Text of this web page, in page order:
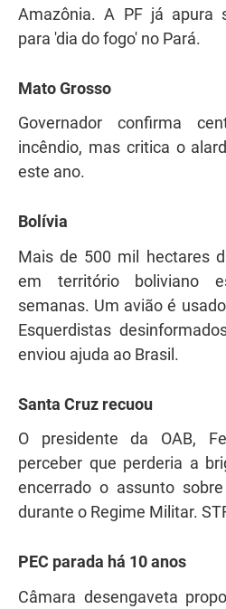
Amazônia. A PF já apura
para 'dia do fogo' no Pará.
Mato Grosso
Governador confirma
incêndio, mas critica o
este ano.
Bolívia
Mais de 500 mil hectares
em território boliviano
semanas. Um avião é
Esquerdistas
enviou ajuda ao Brasil.
Santa Cruz recuou
O presidente da OAB,
perceber que perderia a
encerrado o assunto
durante o Regime Militar.
PEC parada há 10 anos
Câmara desengaveta